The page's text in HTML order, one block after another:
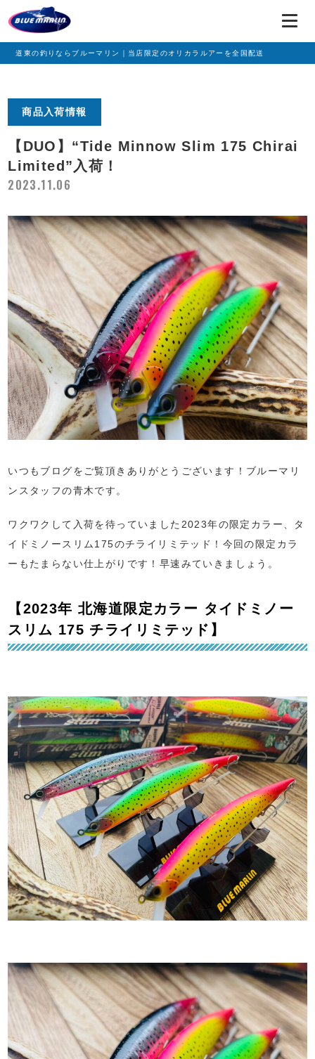
道東の釣りならブルーマリン｜当店限定のオリカラルアーを全国配送
商品入荷情報
【DUO】“Tide Minnow Slim 175 Chirai
Limited”入荷！
2023.11.06
いつもブログをご覧頂きありがとうございます！ブルーマリ
ンスタッフの青木です。
ワクワクして入荷を待っていました2023年の限定カラー、タ
イドミノースリム175のチライリミテッド！今回の限定カラ
ーもたまらない仕上がりです！早速みていきましょう。
【2023年 北海道限定カラー タイドミノー
スリム 175 チライリミテッド】